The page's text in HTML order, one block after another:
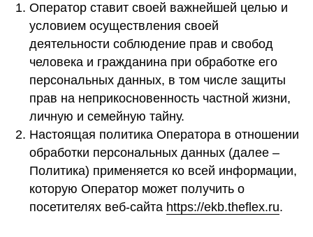
Оператор ставит своей важнейшей целью и
условием осуществления своей
деятельности соблюдение прав и свобод
человека и гражданина при обработке его
персональных данных, в том числе защиты
прав на неприкосновенность частной жизни,
личную и семейную тайну.
Настоящая политика Оператора в отношении
обработки персональных данных (далее –
Политика) применяется ко всей информации,
которую Оператор может получить о
посетителях веб-сайта https://ekb.theflex.ru.